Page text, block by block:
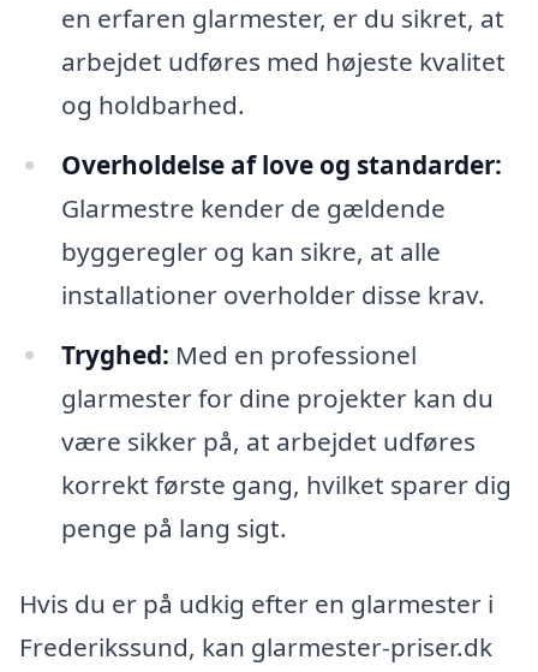
en erfaren glarmester, er du sikret, at
arbejdet udføres med højeste kvalitet
og holdbarhed.
Overholdelse af love og standarder:
Glarmestre kender de gældende
byggeregler og kan sikre, at alle
installationer overholder disse krav.
Tryghed: Med en professionel
glarmester for dine projekter kan du
være sikker på, at arbejdet udføres
korrekt første gang, hvilket sparer dig
penge på lang sigt.
Hvis du er på udkig efter en glarmester i
Frederikssund, kan glarmester-priser.dk